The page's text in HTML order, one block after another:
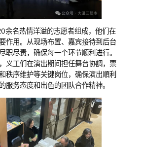
余名热情洋溢的志愿者组成，他们在
作用。从现场布置、嘉宾接待到后台
职尽责，确保每一个环节顺利进行。
义工们在演出期间担任舞台协調，票
秩序维护等关键岗位，确保演出順利
服务态度和出色的团队合作精神。